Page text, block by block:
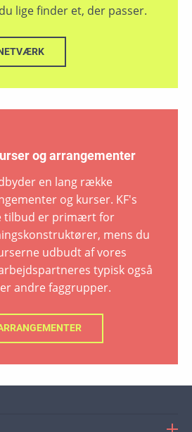
lige finder et, der passer.
og arrangementer
en lang række
og kurser. KF's
tilbud er primært for
mens du
udbudt af vores
typisk også
andre faggrupper.